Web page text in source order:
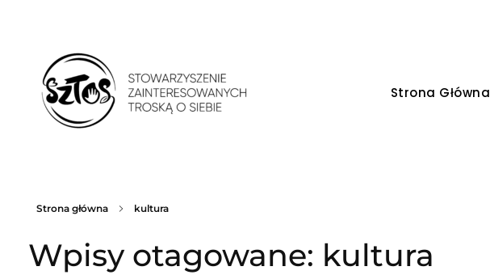
Strona Główna
Strona główna kultura
Wpisy otagowane: kultura